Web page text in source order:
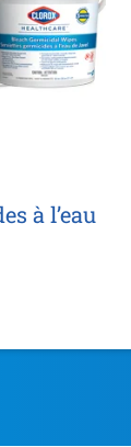
à l’eau